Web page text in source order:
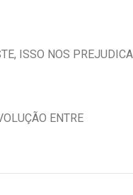
ISSO NOS PREJUDICA
ENTRE